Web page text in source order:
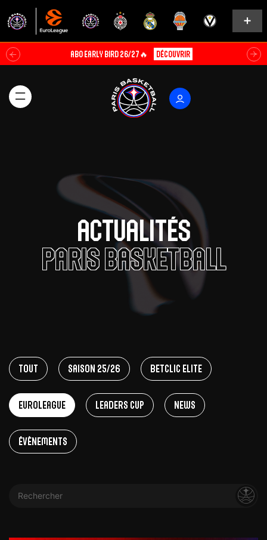
⛹️SUMMER TOUR 3×3 ⛹️‍♀️ Découvrir
Actualités
Paris Basketball
Tout Saison 25/26 Betclic Elite
EuroLeague Leaders Cup News
Évènements